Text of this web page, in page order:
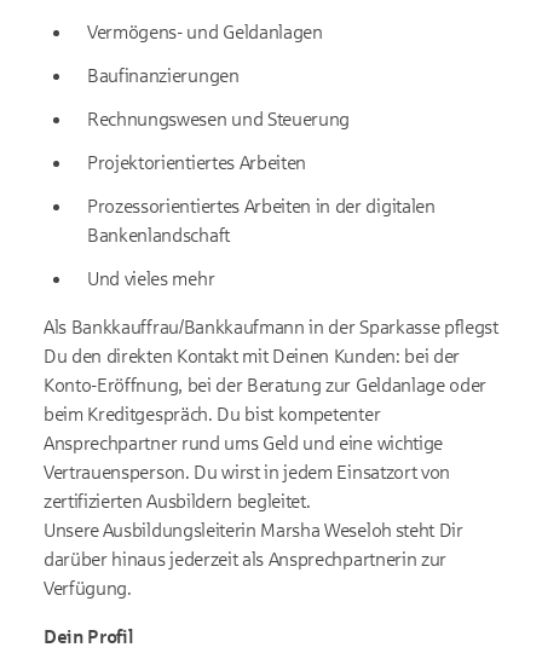
Vermögens- und Geldanlagen
Baufinanzierungen
Rechnungswesen und Steuerung
Projektorientiertes Arbeiten
Prozessorientiertes Arbeiten in der digitalen
Bankenlandschaft
Und vieles mehr
Als Bankkauffrau/Bankkaufmann in der Sparkasse pflegst
Du den direkten Kontakt mit Deinen Kunden: bei der
Konto-Eröffnung, bei der Beratung zur Geldanlage oder
beim Kreditgespräch. Du bist kompetenter
Ansprechpartner rund ums Geld und eine wichtige
Vertrauensperson. Du wirst in jedem Einsatzort von
zertifizierten Ausbildern begleitet.
Unsere Ausbildungsleiterin Marsha Weseloh steht Dir
darüber hinaus jederzeit als Ansprechpartnerin zur
Verfügung.
Dein Profil